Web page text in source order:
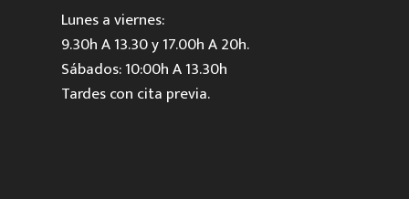
Lunes a viernes:
9.30h A 13.30 y 17.00h A 20h.
Sábados: 10:00h A 13.30h
Tardes con cita previa.